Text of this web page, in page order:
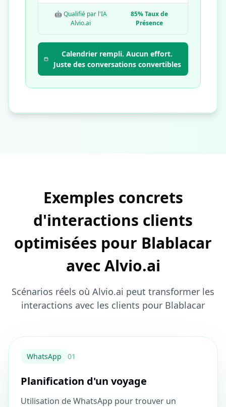
🤖 Qualifié par l'IA
Alvio.ai
85% Taux de
Présence
Calendrier rempli. Aucun effort.
Juste des conversations convertibles
Exemples concrets
d'interactions clients
optimisées pour Blablacar
avec Alvio.ai
Scénarios réels où Alvio.ai peut transformer les
interactions avec les clients pour Blablacar
WhatsApp 01
Planification d'un voyage
Utilisation de WhatsApp pour trouver un